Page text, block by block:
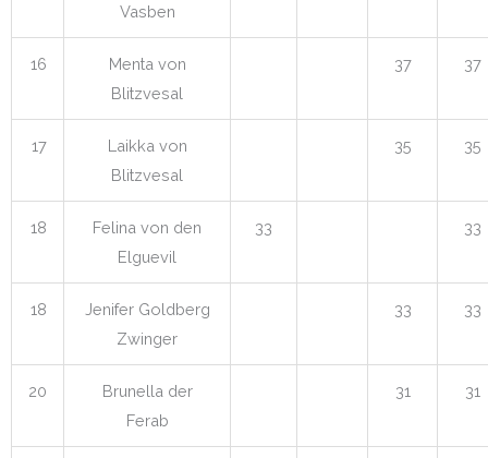
Vasben
16
Menta von
Blitzvesal
37 37
17
Laikka von
Blitzvesal
35 35
18
Felina von den
Elguevil
33 33
18
Jenifer Goldberg
Zwinger
33 33
20
Brunella der
Ferab
31 31